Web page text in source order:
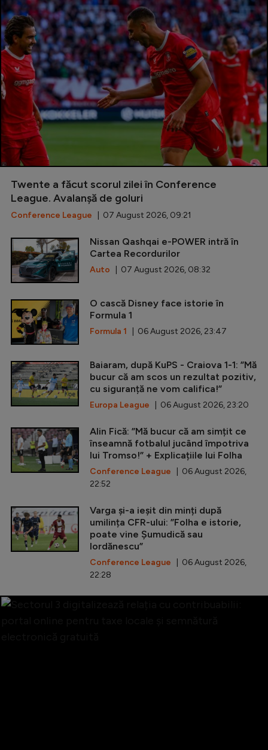
Twente a făcut scorul zilei în Conference
League. Avalanșă de goluri
Conference League | 07 August 2026, 09:21
Nissan Qashqai e-POWER intră în
Cartea Recordurilor
Auto | 07 August 2026, 08:32
O cască Disney face istorie în
Formula 1
Formula 1 | 06 August 2026, 23:47
Baiaram, după KuPS - Craiova 1-1: ”Mă
bucur că am scos un rezultat pozitiv,
cu siguranță ne vom califica!”
Europa League | 06 August 2026, 23:20
Alin Fică: ”Mă bucur că am simțit ce
înseamnă fotbalul jucând împotriva
lui Tromso!” + Explicațiile lui Folha
Conference League | 06 August 2026,
22:52
Varga și-a ieșit din minți după
umilința CFR-ului: ”Folha e istorie,
poate vine Șumudică sau
Iordănescu”
Conference League | 06 August 2026,
22:28